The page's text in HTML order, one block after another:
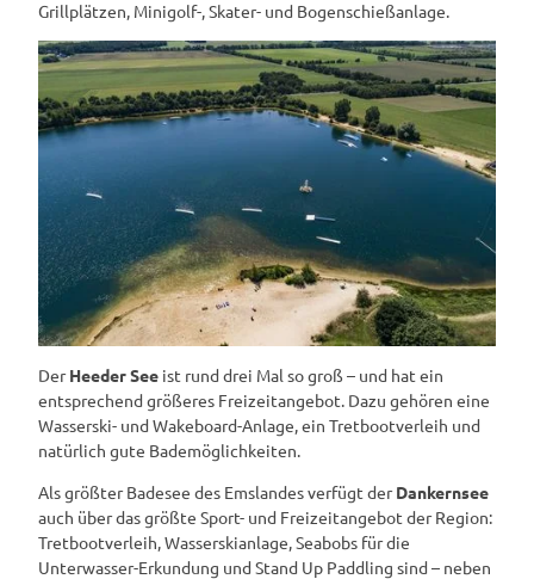
Grillplätzen, Minigolf-, Skater- und Bogenschießanlage.
DerHeeder See ist rund drei Mal so groß – und hat ein
entsprechend größeres Freizeitangebot. Dazu gehören eine
Wasserski- und Wakeboard-Anlage, ein Tretbootverleih und
natürlich gute Bademöglichkeiten.
Als größter Badesee des Emslandes verfügt derDankernsee
auch über das größte Sport- und Freizeitangebot der Region:
Tretbootverleih, Wasserskianlage, Seabobs für die
Unterwasser-Erkundung und Stand Up Paddling sind – neben